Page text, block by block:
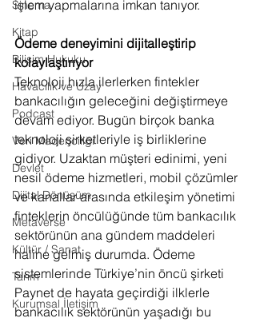
Sinema
Kitap
Bilişim Hukuku
Havacılık ve Uzay
Podcast
Veri Madenciliği
Devlet
Dijital Dönüşüm
Metaverse
Kültür / Sanat
Tarım
Kurumsal İletişim
işlem yapmalarına imkan tanıyor.
Ödeme deneyimini dijitalleştirip
kolaylaştırıyor
Teknoloji hızla ilerlerken fintekler
bankacılığın geleceğini değiştirmeye
devam ediyor. Bugün birçok banka
teknoloji şirketleriyle iş birliklerine
gidiyor. Uzaktan müşteri edinimi, yeni
nesil ödeme hizmetleri, mobil çözümler
ve kanallar arasında etkileşim yönetimi
finteklerin öncülüğünde tüm bankacılık
sektörünün ana gündem maddeleri
haline gelmiş durumda. Ödeme
sistemlerinde Türkiye’nin öncü şirketi
Paynet de hayata geçirdiği ilklerle
bankacılık sektörünün yaşadığı bu